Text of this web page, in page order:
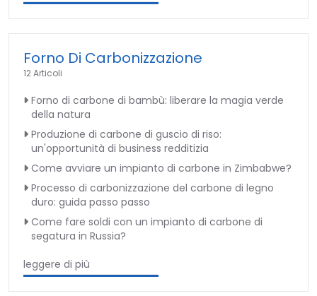
Forno Di Carbonizzazione
12 Articoli
Forno di carbone di bambù: liberare la magia verde
della natura
Produzione di carbone di guscio di riso:
un'opportunità di business redditizia
Come avviare un impianto di carbone in Zimbabwe?
Processo di carbonizzazione del carbone di legno
duro: guida passo passo
Come fare soldi con un impianto di carbone di
segatura in Russia?
leggere di più